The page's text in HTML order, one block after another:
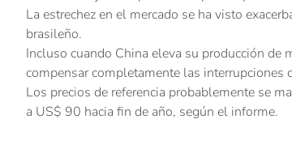
La estrechez en el mercado se ha visto
brasileño.
Incluso cuando China eleva su producción de
compensar completamente las interrupciones
Los precios de referencia probablemente se
a US$ 90 hacia fin de año, según el informe.